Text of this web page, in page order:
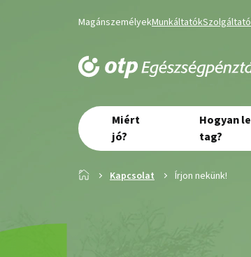
MagánszemélyekMunkáltatók
Miért
jó?
Hogyan
tag?
Kapcsolat Írjon nekünk!